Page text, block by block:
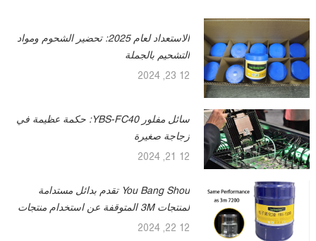
الاستعداد لعام 2025: تحضير الشحوم ومواد
التشحيم بالجملة
12 23, 2024
سائل مفلور YBS-FC40: حكمة عظيمة في
زجاجة صغيرة
12 21, 2024
You Bang Shou تقدم بدائل مستدامة
لمنتجات 3M المتوقفة عن استخدام منتجات
PFAS المتوقفة
12 22, 2024